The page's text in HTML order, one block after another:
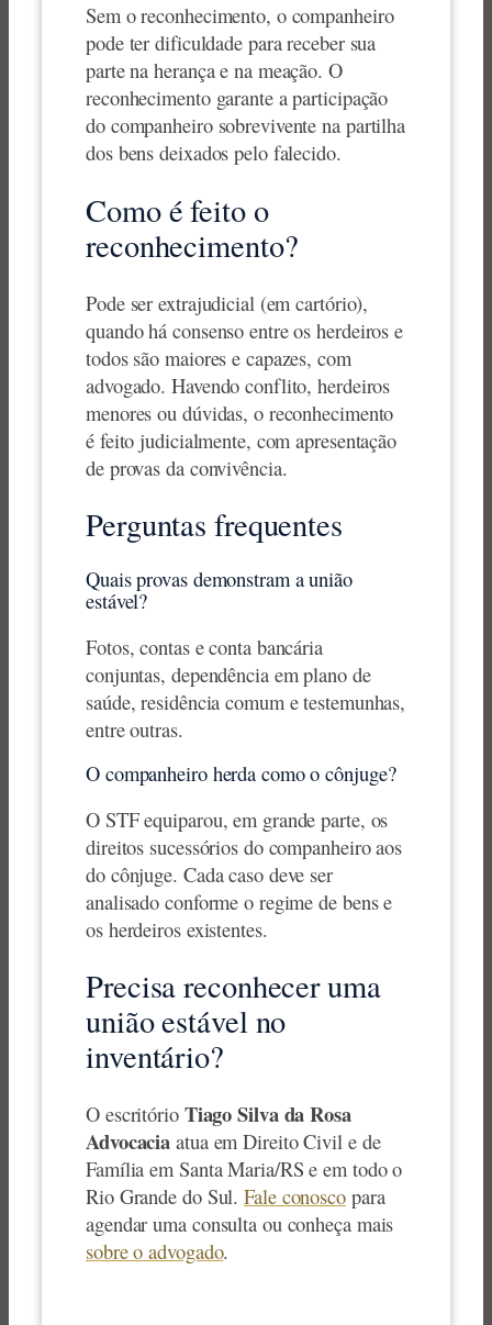
Sem o reconhecimento, o companheiro
pode ter dificuldade para receber sua
parte na herança e na meação. O
reconhecimento garante a participação
do companheiro sobrevivente na partilha
dos bens deixados pelo falecido.
Como é feito o
reconhecimento?
Pode ser extrajudicial (em cartório),
quando há consenso entre os herdeiros e
todos são maiores e capazes, com
advogado. Havendo conflito, herdeiros
menores ou dúvidas, o reconhecimento
é feito judicialmente, com apresentação
de provas da convivência.
Perguntas frequentes
Quais provas demonstram a união
estável?
Fotos, contas e conta bancária
conjuntas, dependência em plano de
saúde, residência comum e testemunhas,
entre outras.
O companheiro herda como o cônjuge?
O STF equiparou, em grande parte, os
direitos sucessórios do companheiro aos
do cônjuge. Cada caso deve ser
analisado conforme o regime de bens e
os herdeiros existentes.
Precisa reconhecer uma
união estável no
inventário?
O escritório Tiago Silva da Rosa
Advocacia atua em Direito Civil e de
Família em Santa Maria/RS e em todo o
Rio Grande do Sul.Fale conoscopara
agendar uma consulta ou conheça mais
sobre o advogado.